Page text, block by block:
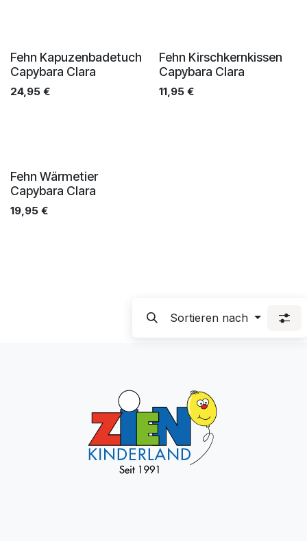
Fehn Kapuzenbadetuch
Capybara Clara
24,95 €
Fehn Kirschkernkissen
Capybara Clara
11,95€
Fehn Wärmetier
Capybara Clara
19,95 €
Sortieren nach